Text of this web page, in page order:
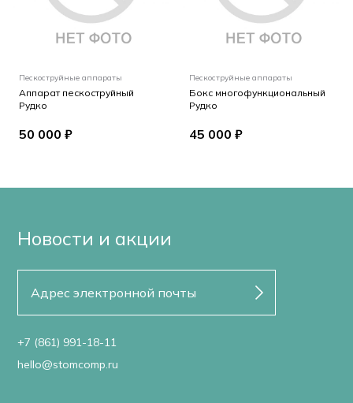
Пескоструйные аппараты
Аппарат пескоструйный
Рудко
50 000 ₽
Пескоструйные аппараты
Бокс многофункциональный
Рудко
45 000 ₽
Новости и акции
+7 (861) 991-18-11
hello@stomcomp.ru